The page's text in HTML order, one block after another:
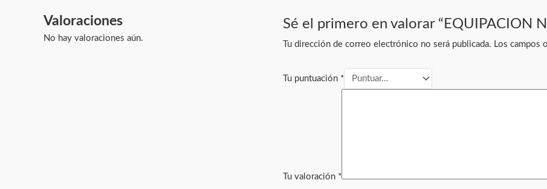
Valoraciones
No hay valoraciones aún.
Sé el primero en valorar “EQUIPACION
Tu dirección de correo electrónico no será publicada. Los campos
Tu puntuación *
Tu valoración *